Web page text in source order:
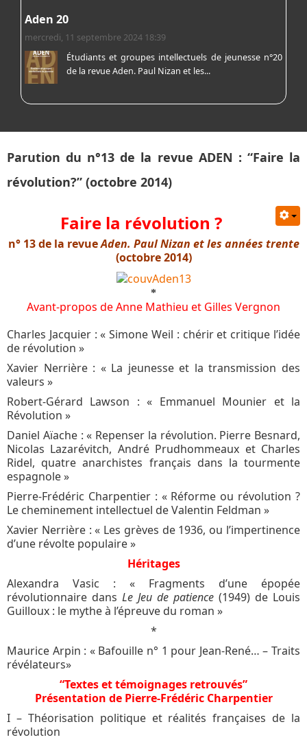
Aden 20
mercredi, 11 septembre 2024 18:39
Étudiants et groupes intellectuels de jeunesse n°20
de la revue Aden. Paul Nizan et les...
Parution du n°13 de la revue ADEN : “Faire la
révolution?” (octobre 2014)
Faire la révolution ?
n° 13 de la revueAden. Paul Nizan et les années trente
(octobre 2014)
*
Avant-propos de Anne Mathieu et Gilles Vergnon
Charles Jacquier : « Simone Weil : chérir et critique l’idée
de révolution »
Xavier Nerrière : « La jeunesse et la transmission des
valeurs »
Robert-Gérard Lawson : « Emmanuel Mounier et la
Révolution »
Daniel Aïache : « Repenser la révolution. Pierre Besnard,
Nicolas Lazarévitch, André Prudhommeaux et Charles
Ridel, quatre anarchistes français dans la tourmente
espagnole »
Pierre-Frédéric Charpentier : « Réforme ou révolution ?
Le cheminement intellectuel de Valentin Feldman »
Xavier Nerrière : « Les grèves de 1936, ou l’impertinence
d’une révolte populaire »
Héritages
Alexandra Vasic : « Fragments d’une épopée
révolutionnaire dans Le Jeu de patience (1949) de Louis
Guilloux : le mythe à l’épreuve du roman »
*
Maurice Arpin : « Bafouille n° 1 pour Jean-René… – Traits
révélateurs»
“Textes et témoignages retrouvés”
Présentation de Pierre-Frédéric Charpentier
I – Théorisation politique et réalités françaises de la
révolution